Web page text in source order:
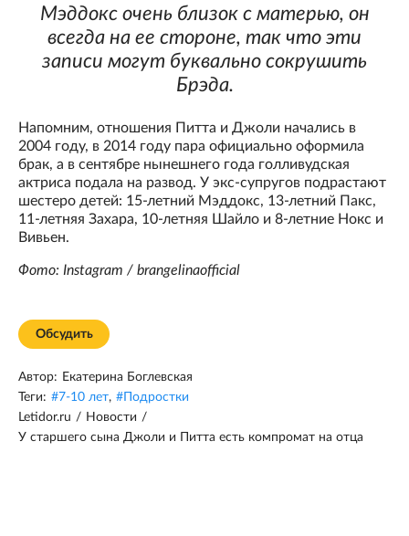
Мэддокс очень близок с матерью, он
всегда на ее стороне, так что эти
записи могут буквально сокрушить
Брэда.
Напомним, отношения Питта и Джоли начались в
2004 году, в 2014 году пара официально оформила
брак, а в сентябре нынешнего года голливудская
актриса подала на развод. У экс-супругов подрастают
шестеро детей: 15-летний Мэддокс, 13-летний Пакс,
11-летняя Захара, 10-летняя Шайло и 8-летние Нокс и
Вивьен.
Фото: Instagram / brangelinaofficial
Обсудить
Автор: Екатерина Боглевская
Теги: #7-10 лет, # Подростки
Letidor.ru / Новости /
У старшего сына Джоли и Питта есть компромат на отца